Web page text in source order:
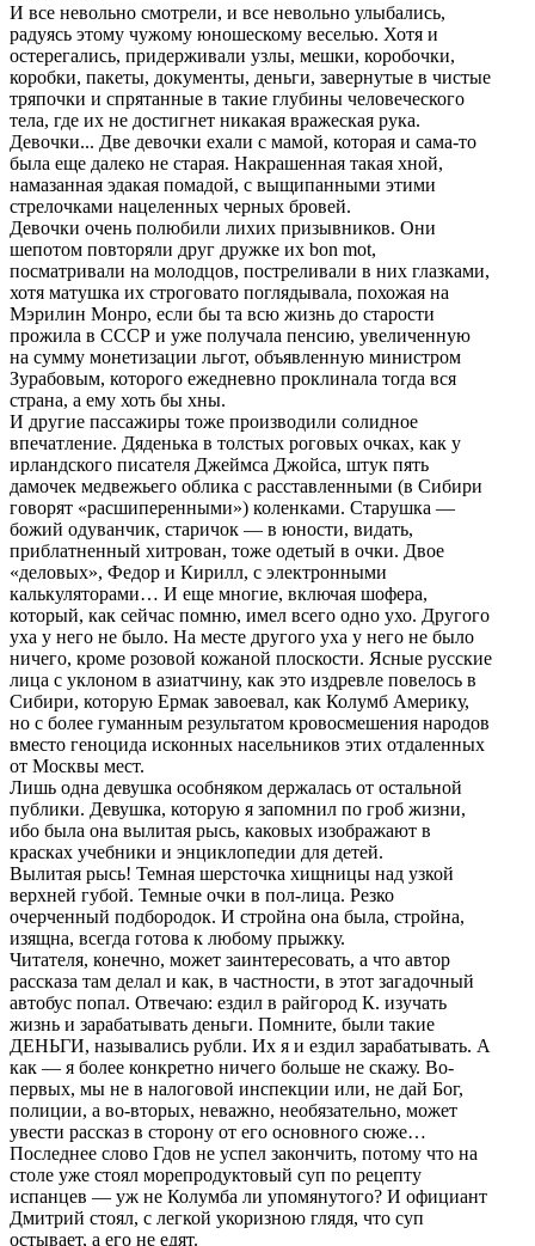
И все невольно смотрели, и все невольно улыбались,
радуясь этому чужому юношескому веселью. Хотя и
остерегались, придерживали узлы, мешки, коробочки,
коробки, пакеты, документы, деньги, завернутые в чистые
тряпочки и спрятанные в такие глубины человеческого
тела, где их не достигнет никакая вражеская рука.
Девочки... Две девочки ехали с мамой, которая и сама-то
была еще далеко не старая. Накрашенная такая хной,
намазанная эдакая помадой, с выщипанными этими
стрелочками нацеленных черных бровей.
Девочки очень полюбили лихих призывников. Они
шепотом повторяли друг дружке их bon mot,
посматривали на молодцов, постреливали в них глазками,
хотя матушка их строговато поглядывала, похожая на
Мэрилин Монро, если бы та всю жизнь до старости
прожила в СССР и уже получала пенсию, увеличенную
на сумму монетизации льгот, объявленную министром
Зурабовым, которого ежедневно проклинала тогда вся
страна, а ему хоть бы хны.
И другие пассажиры тоже производили солидное
впечатление. Дяденька в толстых роговых очках, как у
ирландского писателя Джеймса Джойса, штук пять
дамочек медвежьего облика с расставленными (в Сибири
говорят «расшиперенными») коленками. Старушка —
божий одуванчик, старичок — в юности, видать,
приблатненный хитрован, тоже одетый в очки. Двое
«деловых», Федор и Кирилл, с электронными
калькуляторами… И еще многие, включая шофера,
который, как сейчас помню, имел всего одно ухо. Другого
уха у него не было. На месте другого уха у него не было
ничего, кроме розовой кожаной плоскости. Ясные русские
лица с уклоном в азиатчину, как это издревле повелось в
Сибири, которую Ермак завоевал, как Колумб Америку,
но с более гуманным результатом кровосмешения народов
вместо геноцида исконных насельников этих отдаленных
от Москвы мест.
Лишь одна девушка особняком держалась от остальной
публики. Девушка, которую я запомнил по гроб жизни,
ибо была она вылитая рысь, каковых изображают в
красках учебники и энциклопедии для детей.
Вылитая рысь! Темная шерсточка хищницы над узкой
верхней губой. Темные очки в пол-лица. Резко
очерченный подбородок. И стройна она была, стройна,
изящна, всегда готова к любому прыжку.
Читателя, конечно, может заинтересовать, а что автор
рассказа там делал и как, в частности, в этот загадочный
автобус попал. Отвечаю: ездил в райгород К. изучать
жизнь и зарабатывать деньги. Помните, были такие
ДЕНЬГИ, назывались рубли. Их я и ездил зарабатывать. А
как — я более конкретно ничего больше не скажу. Во-
первых, мы не в налоговой инспекции или, не дай Бог,
полиции, а во-вторых, неважно, необязательно, может
увести рассказ в сторону от его основного сюже…
Последнее слово Гдов не успел закончить, потому что на
столе уже стоял морепродуктовый суп по рецепту
испанцев — уж не Колумба ли упомянутого? И официант
Дмитрий стоял, с легкой укоризною глядя, что суп
остывает, а его не едят.